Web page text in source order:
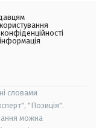
словами
"Позиція".
можна